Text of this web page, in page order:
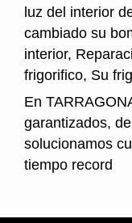
luz del interior
cambiado su
interior,
frigorifico, Su
En
garantizados,
solucionamos
tiempo record